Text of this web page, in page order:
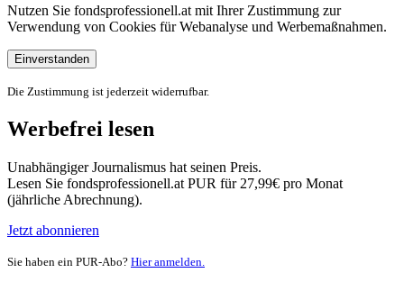
Nutzen Sie fondsprofessionell.at mit Ihrer Zustimmung zur
Verwendung von Cookies für Webanalyse und Werbemaßnahmen.
Einverstanden
Die Zustimmung ist jederzeit widerrufbar.
Werbefrei lesen
Unabhängiger Journalismus hat seinen Preis.
Lesen Sie fondsprofessionell.at PUR für 27,99€ pro Monat
(jährliche Abrechnung).
Jetzt abonnieren
Sie haben ein PUR-Abo? Hier anmelden.